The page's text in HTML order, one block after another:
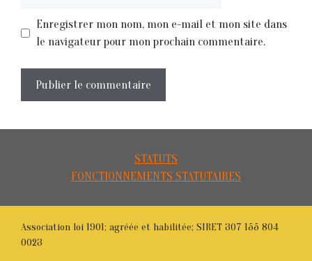
Enregistrer mon nom, mon e-mail et mon site dans
le navigateur pour mon prochain commentaire.
STATUTS
FONCTIONNEMENTS STATUTAIRES
Association loi 1901; agréée et habilitée; SIRET 307 155 804
0023